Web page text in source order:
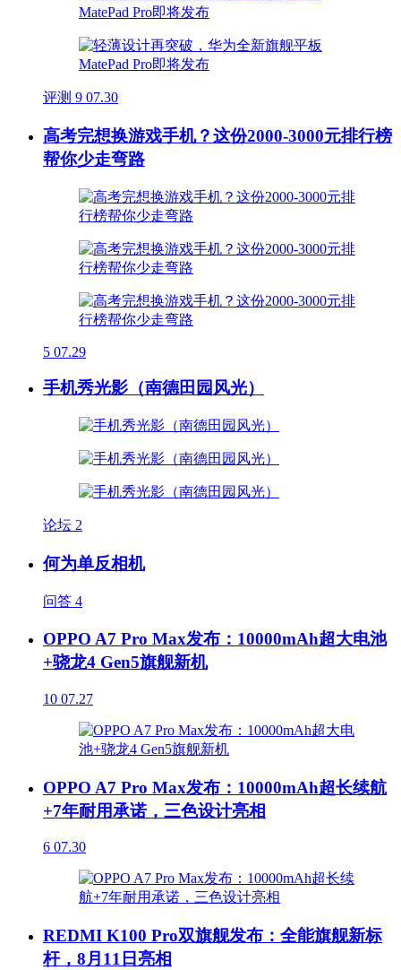
评测 9 07.30
高考完想换游戏手机？这份2000-3000元排行榜
帮你少走弯路
5 07.29
手机秀光影（南德田园风光）
论坛 2
何为单反相机
问答 4
OPPO A7 Pro Max发布：10000mAh超大电池
+骁龙4 Gen5旗舰新机
10 07.27
OPPO A7 Pro Max发布：10000mAh超长续航
+7年耐用承诺，三色设计亮相
6 07.30
REDMI K100 Pro双旗舰发布：全能旗舰新标
杆，8月11日亮相